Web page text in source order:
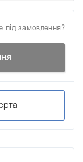
під замовлення?